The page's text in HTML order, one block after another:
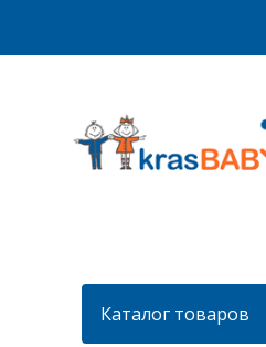
Каталог товаров